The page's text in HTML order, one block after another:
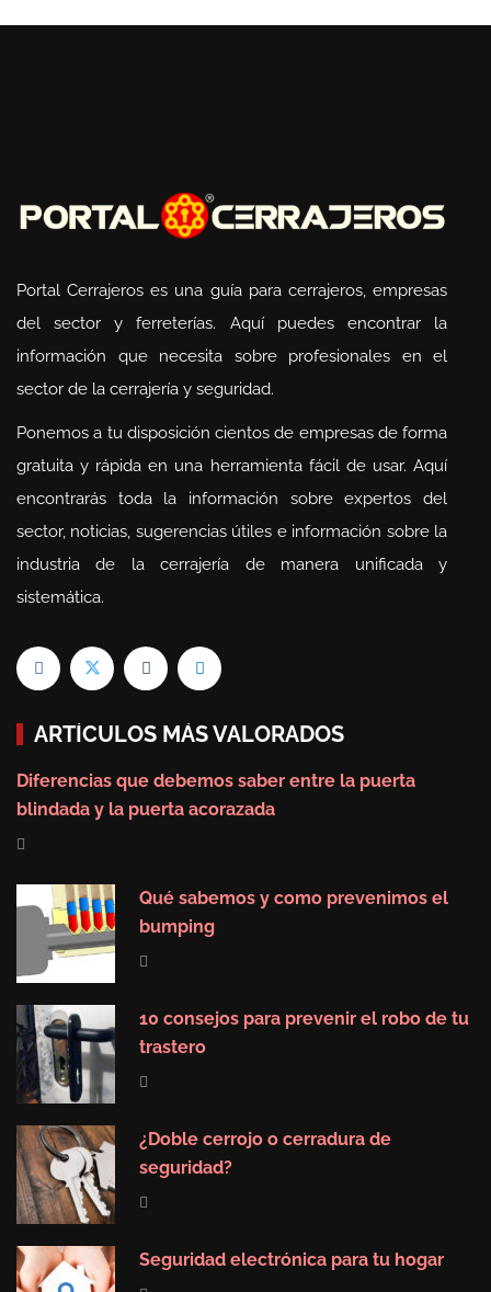
Portal Cerrajeros es una guía para cerrajeros, empresas
del sector y ferreterías. Aquí puedes encontrar la
información que necesita sobre profesionales en el
sector de la cerrajería y seguridad.
Ponemos a tu disposición cientos de empresas de forma
gratuita y rápida en una herramienta fácil de usar. Aquí
encontrarás toda la información sobre expertos del
sector, noticias, sugerencias útiles e información sobre la
industria de la cerrajería de manera unificada y
sistemática.
ARTÍCULOS MÁS VALORADOS
Diferencias que debemos saber entre la puerta
blindada y la puerta acorazada
Qué sabemos y como prevenimos el
bumping
10 consejos para prevenir el robo de tu
trastero
¿Doble cerrojo o cerradura de
seguridad?
Seguridad electrónica para tu hogar